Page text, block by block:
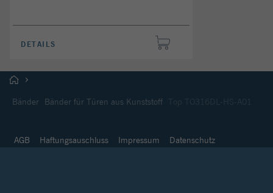
DETAILS
Bänder Bänder für Türen aus Kunststoff
AGB Haftungsauschluss Impressum Datenschutz